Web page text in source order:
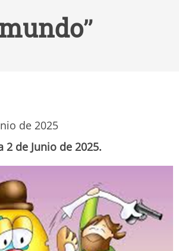
de 2025
2 de Junio de 2025.